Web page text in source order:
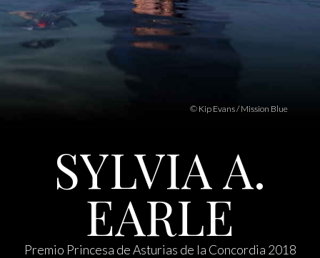
© Kip Evans / Mission Blue
SYLVIA A.
EARLE
Premio Princesa de Asturias de la Concordia 2018